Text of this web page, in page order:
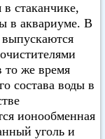
стаканчике,
в аквариуме. В
то же время
состава воды в
ионообменная
уголь и